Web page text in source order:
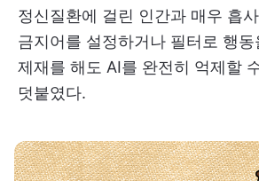
정신질환에 걸린 인간과 매우 흡
금지어를 설정하거나 필터로 행
제재를 해도 AI를 완전히 억제할
덧붙였다.